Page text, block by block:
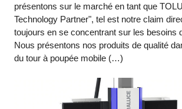
présentons sur le marché en tant que
Technology Partner", tel est notre claim
toujours en se concentrant sur les besoins
Nous présentons nos produits de qualité
du tour à poupée mobile (…)